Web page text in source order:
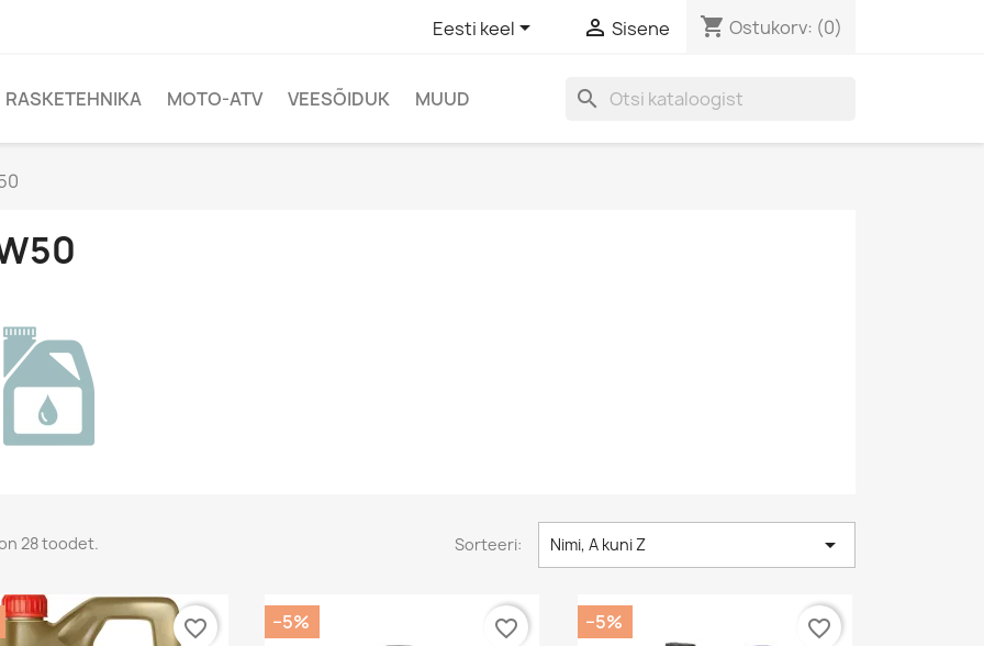
Eesti keel  Sisene shopping_cart Ostukorv: (0)
RASKETEHNIKA MOTO-ATV VEESÕIDUK MUUD search
28 toodet. Sorteeri: Nimi, A kuni Z 
favorite_border −5% favorite_border −5% favorite_border